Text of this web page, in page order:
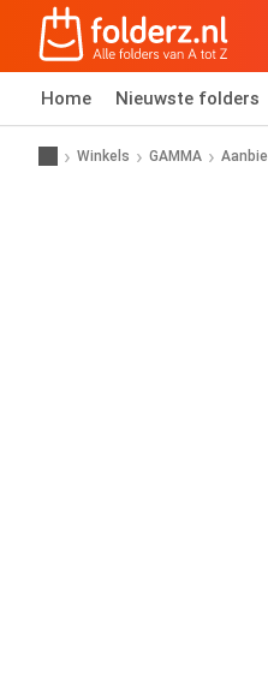
Home Nieuwste folders
Winkels GAMMA